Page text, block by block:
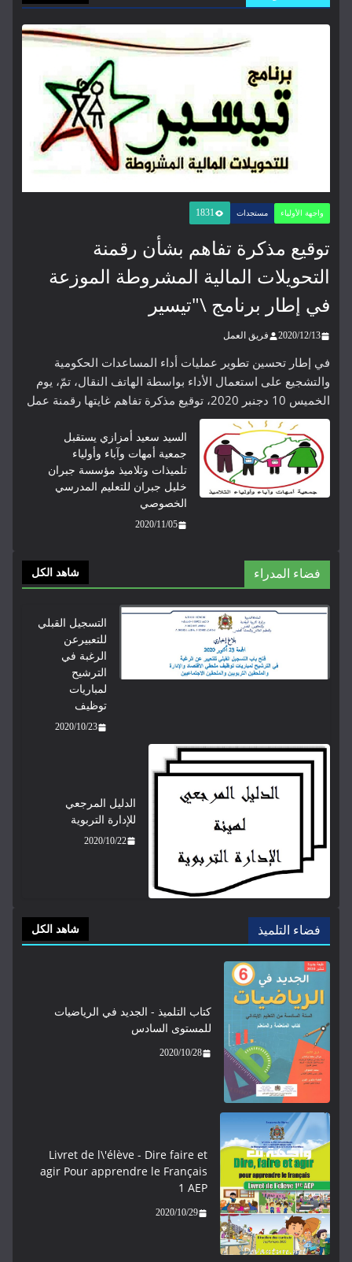
واجهة الأولياء مستجدات 1831
توقيع مذكرة تفاهم بشأن رقمنة
التحويلات المالية المشروطة الموزعة
في إطار برنامج \"تيسير
2020/12/13 فريق العمل
في إطار تحسين تطوير عمليات أداء المساعدات الحكومية
والتشجيع على استعمال الأداء بواسطة الهاتف النقال، تمّ، يوم
الخميس 10 دجنبر 2020، توقيع مذكرة تفاهم غايتها رقمنة عمل
السيد سعيد أمزازي يستقبل
جمعية أمهات وآباء وأولياء
تلميذات وتلاميذ مؤسسة جبران
خليل جبران للتعليم المدرسي
الخصوصي
2020/11/05
فضاء المدراء شاهد الكل
التسجيل القبلي
للتعبيرعن
الرغبة في
الترشيح
لمباريات
توظيف
2020/10/23
الدليل المرجعي
للإدارة التربوية
2020/10/22
فضاء التلميذ شاهد الكل
كتاب التلميذ - الجديد في الرياضيات
للمستوى السادس
2020/10/28
Livret de l\'élève - ​​​Dire faire et
agir Pour apprendre le Français
1 AEP
2020/10/29